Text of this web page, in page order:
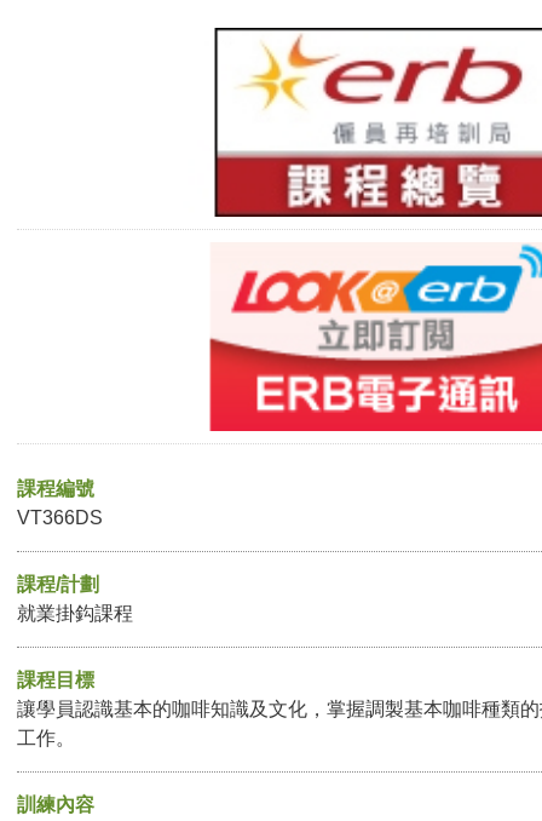
課程編號
VT366DS
課程/計劃
就業掛鈎課程
課程目標
讓學員認識基本的咖啡知識及文化，掌握調製基本咖啡種類
工作。
訓練內容